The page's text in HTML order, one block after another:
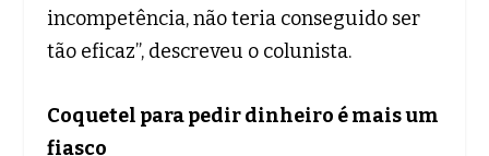
incompetência, não teria conseguido ser
tão eficaz”, descreveu o colunista.
Coquetel para pedir dinheiro é mais um
fiasco